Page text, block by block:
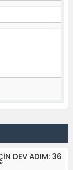
DEV ADIM: 36